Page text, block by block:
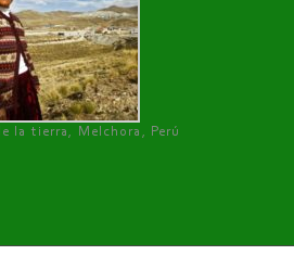
la tierra, Melchora, Perú